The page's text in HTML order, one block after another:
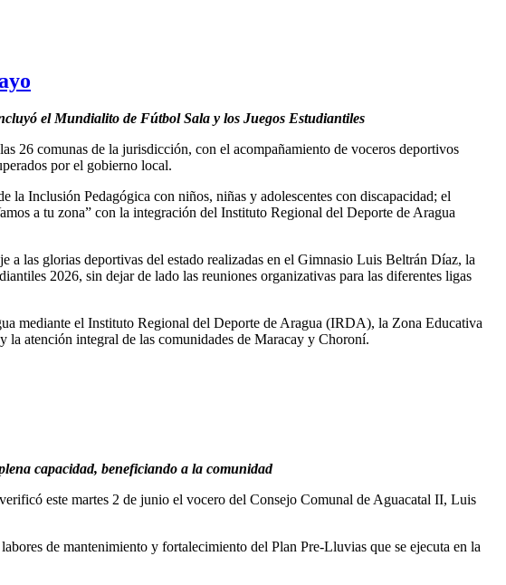
el Mundialito de Fútbol Sala y los Juegos Estudiantiles
26 comunas de la jurisdicción, con el acompañamiento de voceros deportivos
por el gobierno local.
Inclusión Pedagógica con niños, niñas y adolescentes con discapacidad; el
a tu zona” con la integración del Instituto Regional del Deporte de Aragua
las glorias deportivas del estado realizadas en el Gimnasio Luis Beltrán Díaz, la
2026, sin dejar de lado las reuniones organizativas para las diferentes ligas
mediante el Instituto Regional del Deporte de Aragua (IRDA), la Zona Educativa
atención integral de las comunidades de Maracay y Choroní.
capacidad, beneficiando a la comunidad
este martes 2 de junio el vocero del Consejo Comunal de Aguacatal II, Luis
de mantenimiento y fortalecimiento del Plan Pre-Lluvias que se ejecuta en la